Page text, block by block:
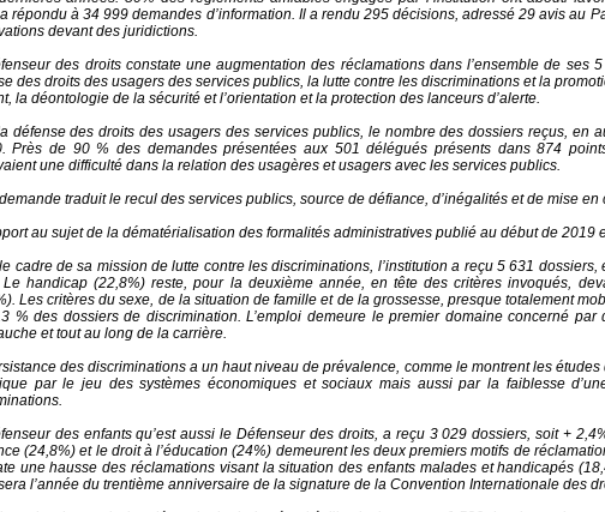
répondu à 34 999 demandes d’information. Il a rendu 295 décisions, adressé 29 avis au
devant des juridictions.
des droits constate une augmentation des réclamations dans l’ensemble de ses
des droits des usagers des services publics, la lutte contre les discriminations et la
la déontologie de la sécurité et l’orientation et la protection des lanceurs d’alerte.
défense des droits des usagers des services publics, le nombre des dossiers reçus, en
Près de 90 % des demandes présentées aux 501 délégués présents dans 874
une difficulté dans la relation des usagères et usagers avec les services publics.
traduit le recul des services publics, source de défiance, d’inégalités et de mise en
au sujet de la dématérialisation des formalités administratives publié au début de 2019
cadre de sa mission de lutte contre les discriminations, l’institution a reçu 5 631
handicap (22,8%) reste, pour la deuxième année, en tête des critères invoqués,
Les critères du sexe, de la situation de famille et de la grossesse, presque totalement
% des dossiers de discrimination. L’emploi demeure le premier domaine concerné
et tout au long de la carrière.
des discriminations a un haut niveau de prévalence, comme le montrent les
par le jeu des systèmes économiques et sociaux mais aussi par la faiblesse
des enfants qu’est aussi le Défenseur des droits, a reçu 3 029 dossiers, soit +
(24,8%) et le droit à l’éducation (24%) demeurent les deux premiers motifs de
une hausse des réclamations visant la situation des enfants malades et handicapés
l’année du trentième anniversaire de la signature de la Convention Internationale des